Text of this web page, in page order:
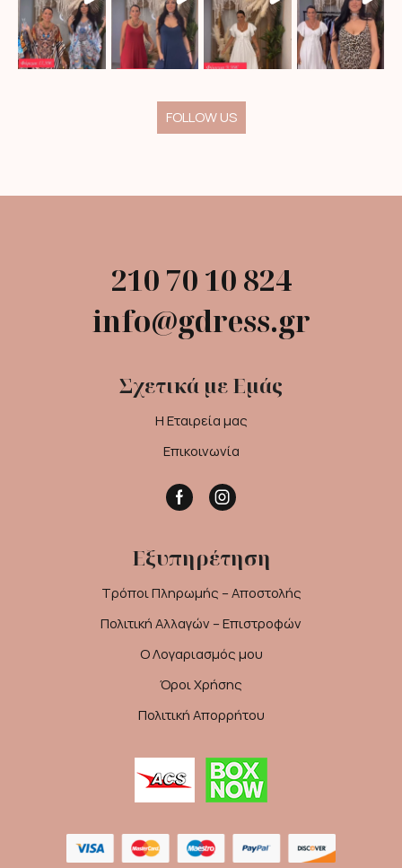
FOLLOW US
210 70 10 824
info@gdress.gr
Σχετικά με Εμάς
Η Εταιρεία μας
Επικοινωνία
FacebookInstagram
Εξυπηρέτηση
Τρόποι Πληρωμής – Αποστολής
Πολιτική Αλλαγών – Επιστροφών
Ο Λογαριασμός μου
Όροι Χρήσης
Πολιτική Απορρήτου